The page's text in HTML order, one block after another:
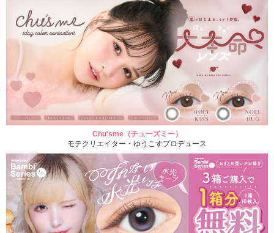
Chu'sme（チューズミー）
モテクリエイター・ゆうこすプロデュース